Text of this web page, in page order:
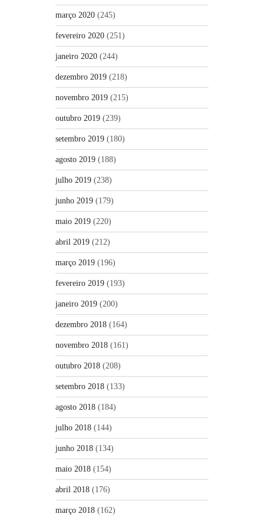
março 2020 (245)
fevereiro 2020 (251)
janeiro 2020 (244)
dezembro 2019 (218)
novembro 2019 (215)
outubro 2019 (239)
setembro 2019 (180)
agosto 2019 (188)
julho 2019 (238)
junho 2019 (179)
maio 2019 (220)
abril 2019 (212)
março 2019 (196)
fevereiro 2019 (193)
janeiro 2019 (200)
dezembro 2018 (164)
novembro 2018 (161)
outubro 2018 (208)
setembro 2018 (133)
agosto 2018 (184)
julho 2018 (144)
junho 2018 (134)
maio 2018 (154)
abril 2018 (176)
março 2018 (162)